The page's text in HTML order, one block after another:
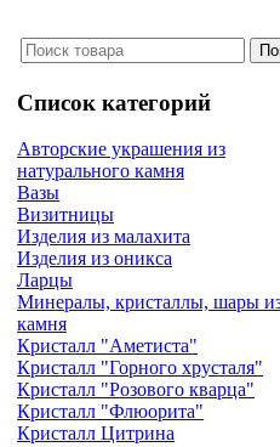
Список категорий
Авторские украшения из
натурального камня
Вазы
Визитницы
Изделия из малахита
Изделия из оникса
Ларцы
Минералы, кристаллы, шары
камня
Кристалл "Аметиста"
Кристалл "Горного хрусталя"
Кристалл "Розового кварца"
Кристалл "Флюорита"
Кристалл Цитрина